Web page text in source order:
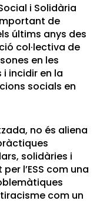
i Solidària
de
últims anys des
col·lectiva de
en les
incidir en la
socials en
no és aliena
solidàries i
l’ESS com una
com un